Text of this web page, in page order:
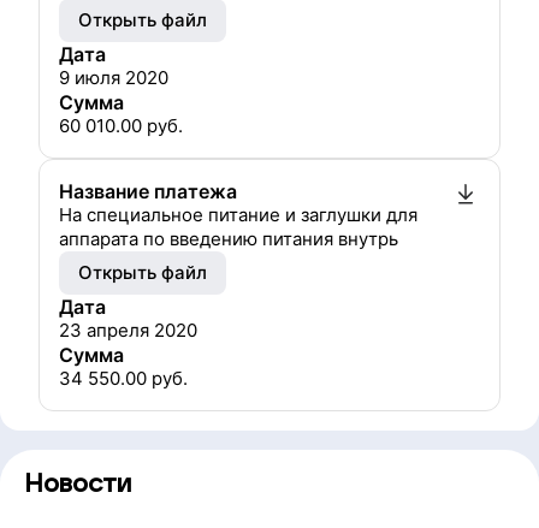
Открыть файл
Дата
9 июля 2020
Сумма
60 010.00 руб.
Название платежа
На специальное питание и заглушки для
аппарата по введению питания внутрь
Открыть файл
Дата
23 апреля 2020
Сумма
34 550.00 руб.
Новости